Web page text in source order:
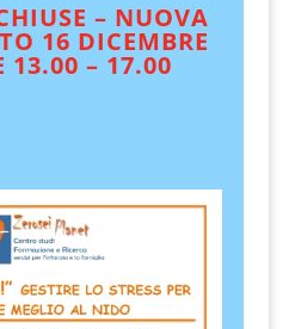
– NUOVA
16 DICEMBRE
13.00 – 17.00